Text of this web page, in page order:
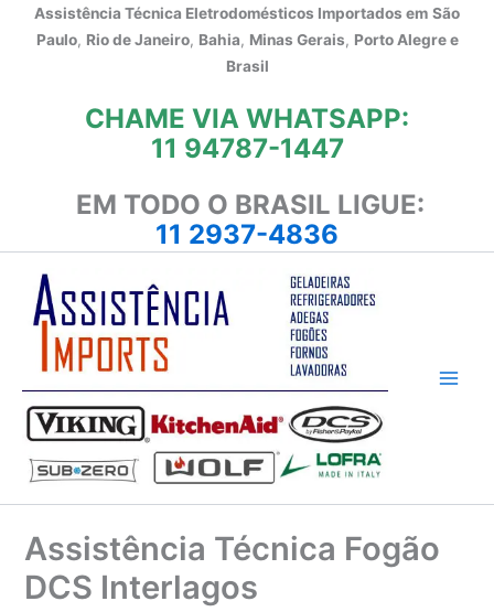
Assistência Técnica Eletrodomésticos Importados em São
Paulo, Rio de Janeiro, Bahia, Minas Gerais, Porto Alegre e
Brasil
CHAME VIA WHATSAPP:
11 94787-1447
EM TODO O BRASIL LIGUE:
11 2937-4836
Assistência Técnica Fogão
DCS Interlagos